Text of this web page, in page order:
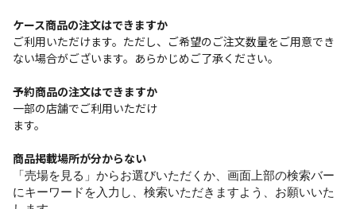
ケース商品の注文はできますか
ご利用いただけます。ただし、ご希望のご注文数量をご用意でき
ない場合がございます。あらかじめご了承ください。
予約商品の注文はできますか
一部の店舗でご利用いただけ
ます。
商品掲載場所が分からない
「売場を見る」からお選びいただくか、画面上部の検索バー
にキーワードを入力し、検索いただきますよう、お願いいた